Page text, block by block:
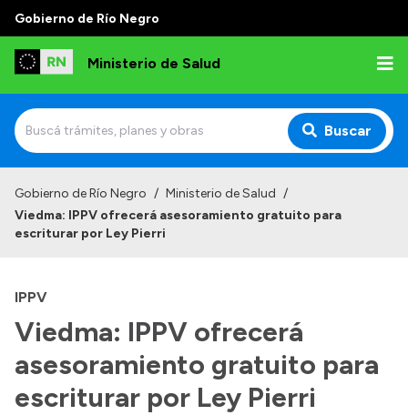
Gobierno de Río Negro
Ministerio de Salud
Buscar
Institucional
Autoridades
Consejos locales
Transparencia
Gobierno de Río Negro / Ministerio de Salud /
Viedma: IPPV ofrecerá asesoramiento gratuito para
escriturar por Ley Pierri
IPPV
Viedma: IPPV ofrecerá
asesoramiento gratuito para
escriturar por Ley Pierri